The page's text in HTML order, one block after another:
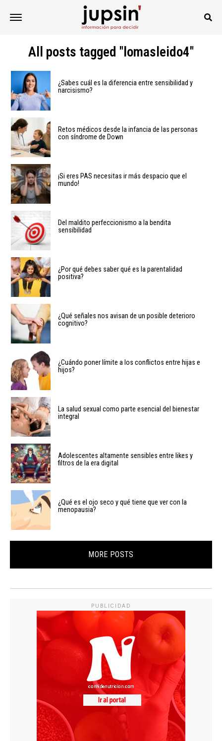
All posts tagged "lomasleido4"
¿Sabes cuál es la diferencia entre sensibilidad y
narcisismo?
Retos médicos desde la infancia de las personas
con síndrome de Down
¡Si eres PAS necesitas ir más despacio que el
mundo!
Del maldito perfeccionismo a la bendita
sensibilidad
¿Por qué debes saber qué es la parentalidad
positiva?
¿Qué señales nos avisan de un posible deterioro
cognitivo?
¿Cuándo poner límite a los conflictos entre hijas e
hijos?
La salud sexual como parte esencial del bienestar
integral
Adolescentes altamente sensibles entre likes y
filtros de la era digital
¿Qué es el ojo seco y qué tiene que ver con la
menopausia?
MORE POSTS
PUBLICIDAD